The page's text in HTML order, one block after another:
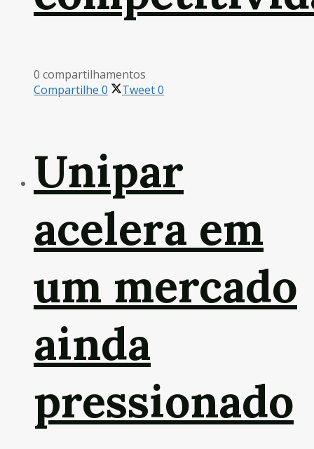
0 compartilhamentos
Compartilhe 0 Tweet0
Unipar
acelera em
um mercado
ainda
pressionado